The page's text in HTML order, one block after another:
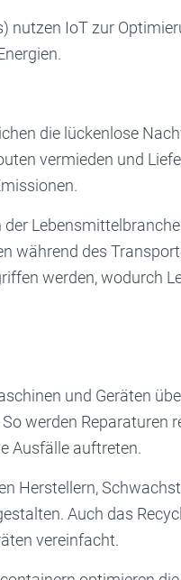
nutzen IoT zur
die lückenlose
vermieden und
während des
werden, wodurch
und Geräten
werden Reparaturen
Ausfälle auftreten.
Herstellern,
Auch das
vereinfacht.